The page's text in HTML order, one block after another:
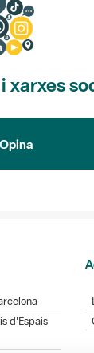
xarxes
Opina
d'Espais